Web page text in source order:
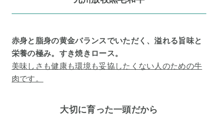
赤身と脂身の黄金バランスでいただく、溢れる旨味と
栄養の極み。すき焼きロース。
美味しさも健康も環境も妥協したくない人のための牛
肉です。
大切に育った一頭だから